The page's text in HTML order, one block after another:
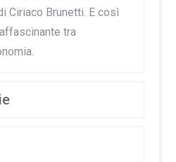
Ciriaco Brunetti. E così
tra